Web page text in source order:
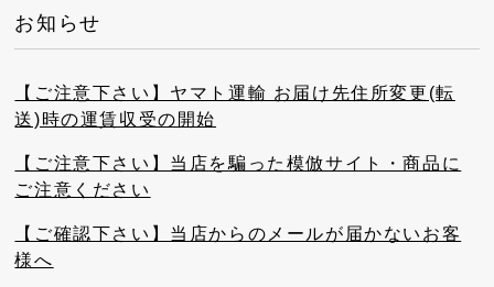
お知らせ
【ご注意下さい】ヤマト運輸 お届け先住所変更(転
送)時の運賃収受の開始
【ご注意下さい】当店を騙った模倣サイト・商品に
ご注意ください
【ご確認下さい】当店からのメールが届かないお客
様へ